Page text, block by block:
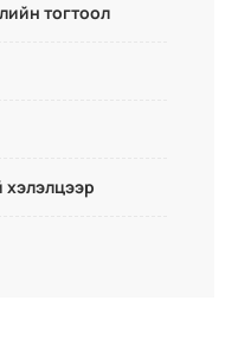
тогтоол
хэлэлцээр